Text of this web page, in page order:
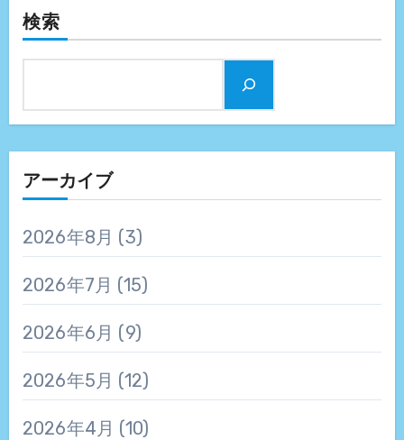
検索
アーカイブ
2026年8月 (3)
2026年7月 (15)
2026年6月 (9)
2026年5月 (12)
2026年4月 (10)